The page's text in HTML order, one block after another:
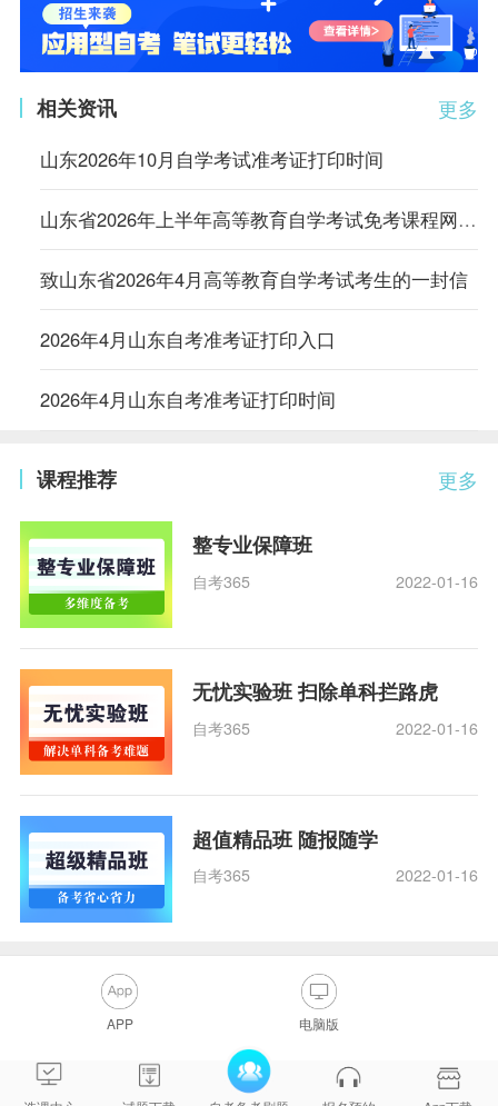
更多
相关资讯
山东2026年10月自学考试准考证打印时间
山东省2026年上半年高等教育自学考试免考课程网上申请考生须知
致山东省2026年4月高等教育自学考试考生的一封信
2026年4月山东自考准考证打印入口
2026年4月山东自考准考证打印时间
更多
课程推荐
整专业保障班
自考365 2022-01-16
无忧实验班 扫除单科拦路虎
自考365 2022-01-16
超值精品班 随报随学
自考365 2022-01-16
APP 电脑版